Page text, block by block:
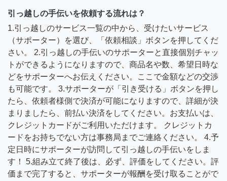
引っ越しの手伝いを依頼する流れは？
1.引っ越しのサービス一覧の中から、受けたいサービス
（サポーター）を選び、「依頼相談」ボタンを押してくだ
さい。 2.引っ越しの手伝いのサポーターと直接個別チャッ
トができるようになりますので、商品名や数、希望日時な
どをサポーターへお伝えください。ここで金額などの交渉
も可能です。 3.サポーターが「引き受ける」ボタンを押し
たら、依頼者様側で決済が可能になりますので、詳細が決
まりましたら、前払い決済をしてください。お支払いは、
クレジットカードがご利用いただけます。 クレジットカ
ードをお持ちでない方は事務局までご連絡ください。 4.予
定日時にサポーターが訪問して引っ越しの手伝いをしま
す！ 5.組み立て終了後は、必ず、評価をしてください。評
価まで完了すると、サポーターが報酬を受け取ることがで